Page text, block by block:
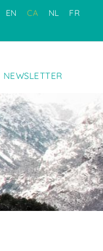
EN CA NL FR
NEWSLETTER